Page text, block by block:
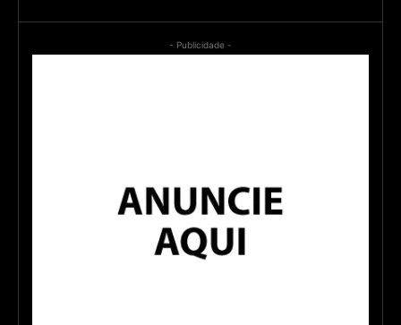
- Publicidade -